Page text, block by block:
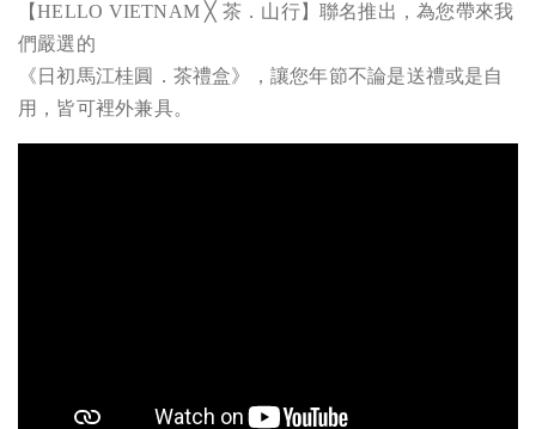
【HELLO VIETNAM ╳ 茶．山行】聯名推出，為您帶來我
們嚴選的
《日初馬江桂圓．茶禮盒》，讓您年節不論是送禮或是自
用，皆可裡外兼具。